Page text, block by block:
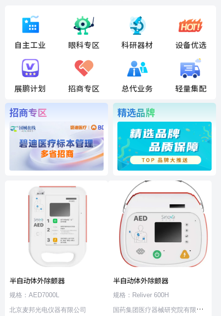
国药创研AED开启全国招商
自主工业 眼科专区 科研器材 设备优选
展鹏计划 招商专区 总代业务 轻量集配
招商专区 精选品牌
半自动体外除颤器
规格：AED7000L
北京麦邦光电仪器有限公司
半自动体外除颤器
规格：Reliver 600H
国药集团医疗器械研究院有限公